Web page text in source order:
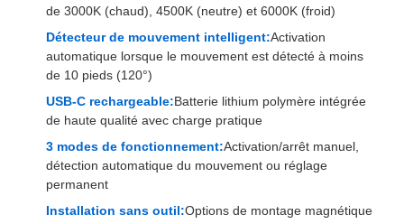
de 3000K (chaud), 4500K (neutre) et 6000K (froid)
Détecteur de mouvement intelligent:Activation
automatique lorsque le mouvement est détecté à moins
de 10 pieds (120°)
USB-C rechargeable:Batterie lithium polymère intégrée
de haute qualité avec charge pratique
3 modes de fonctionnement:Activation/arrêt manuel,
détection automatique du mouvement ou réglage
permanent
Installation sans outil:Options de montage magnétique